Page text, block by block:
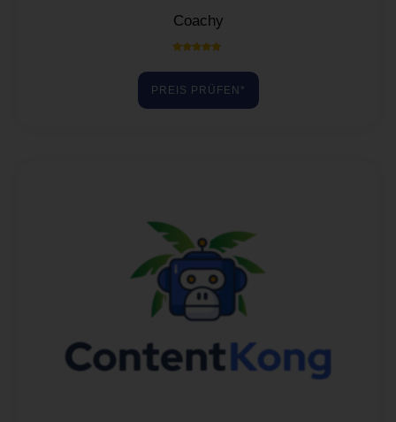
Coachy
PREIS PRÜFEN*